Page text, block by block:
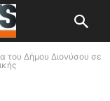
του Δήμου Διονύσου σε